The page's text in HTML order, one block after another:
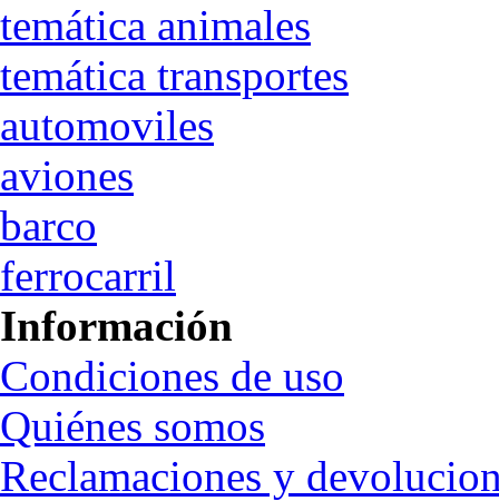
temática animales
temática transportes
automoviles
aviones
barco
ferrocarril
Información
Condiciones de uso
Quiénes somos
Reclamaciones y